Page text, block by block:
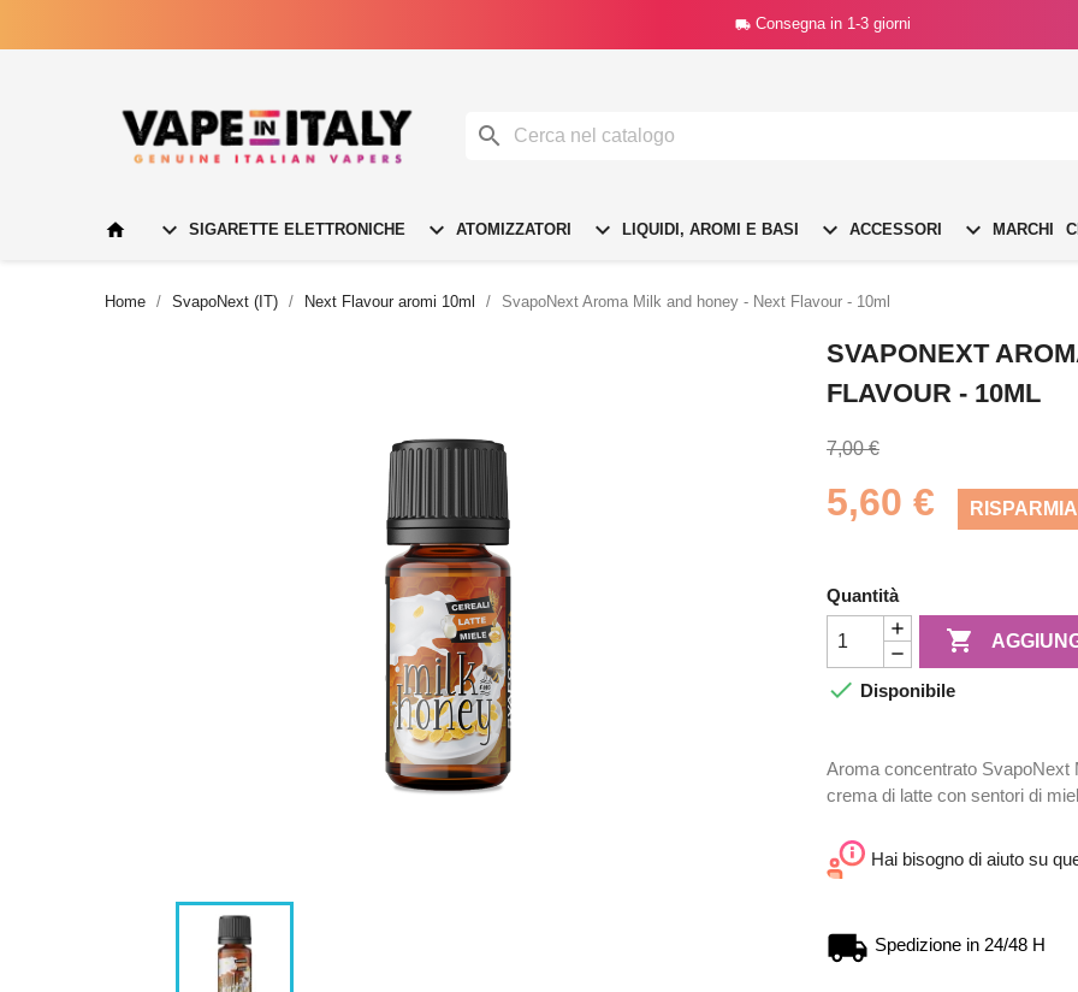
 Consegna in 1-3 giorni

  SIGARETTE ELETTRONICHE  ATOMIZZATORI  LIQUIDI, AROMI E BASI  ACCESSORI  MARCHI
Home SvapoNext (IT) Next Flavour aromi 10ml SvapoNext Aroma Milk and honey - Next Flavour - 10ml
SVAPONEXT
FLAVOUR - 10ML
7,00 €
5,60 €
Quantità

 Disponibile
Aroma concentrato SvapoNext
crema di latte con sentori di
Hai bisogno di aiuto su
Spedizione in 24/48 H